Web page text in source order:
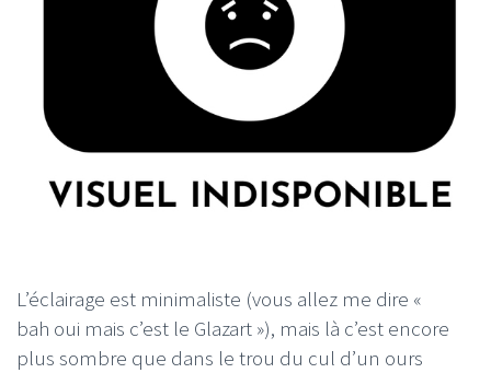
L’éclairage est minimaliste (vous allez me dire «
bah oui mais c’est le Glazart »), mais là c’est encore
plus sombre que dans le trou du cul d’un ours